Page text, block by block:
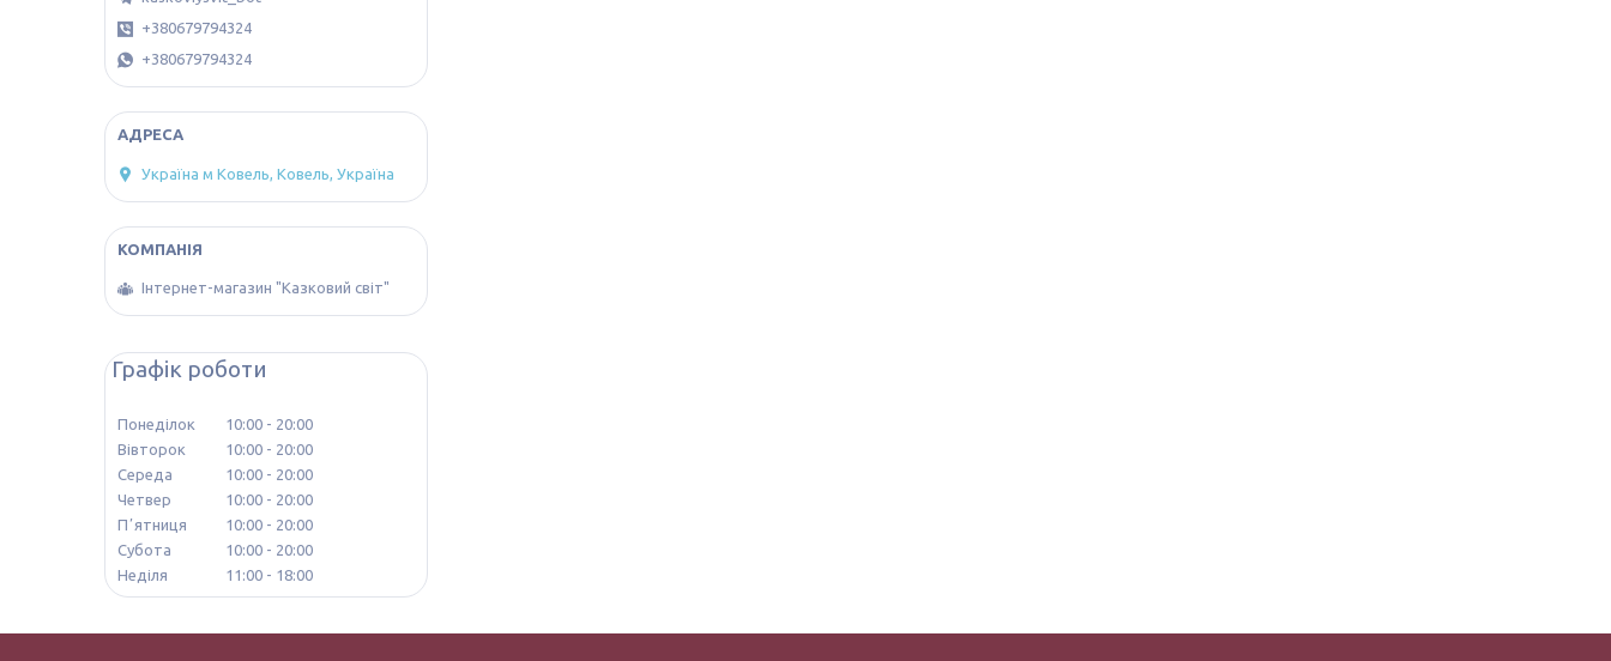
+380679794324
+380679794324
Україна м Ковель, Ковель, Україна
Інтернет-магазин "Казковий світ"
Графік роботи
Понеділок 10:00
20:00
Вівторок
10:00
20:00
Середа
10:00
20:00
Четвер
10:00
20:00
Пʼятниця
10:00
20:00
Субота
10:00
20:00
Неділя
11:00 18:00